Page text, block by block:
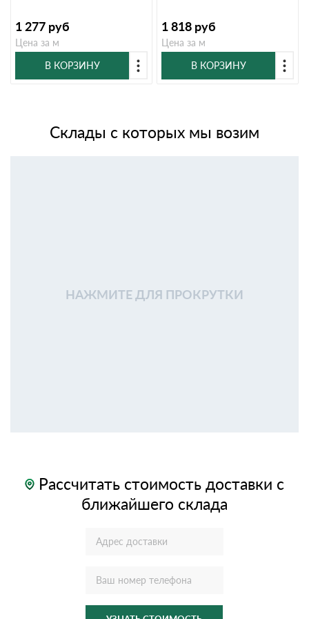
1 277 руб
Цена за м
В КОРЗИНУ
1 818 руб
Цена за м
В КОРЗИНУ
Склады с которых мы возим
НАЖМИТЕ ДЛЯ ПРОКРУТКИ
Рассчитать стоимость доставки с
ближайшего склада